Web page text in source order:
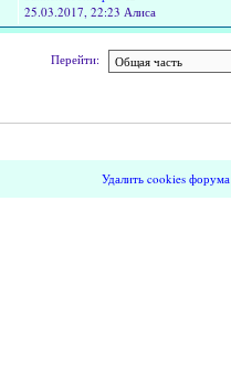
25.03.2017, 22:23 Алиса
Перейти:
Удалить cookies форума